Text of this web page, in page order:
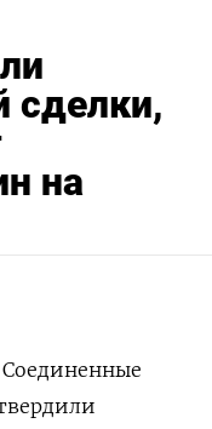
сделки,
на